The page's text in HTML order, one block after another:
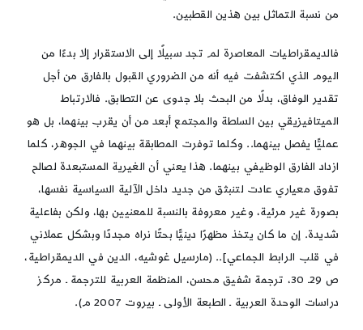
من نسبة التماثل بين هذين القطبين.
فالديمقراطيات المعاصرة لم تجد سبيلًا إلى الاستقرار إلا بدءًا من
اليوم الذي اكتشفت فيه أنه من الضروري القبول بالفارق من أجل
تقدير الوفاق، بدلًا من البحث بلا جدوى عن التطابق. فالارتباط
الميتافيزيقي بين السلطة والمجتمع أبعد من أن يقرب بينهما، بل هو
عمليًّا يفصل بينهما.. وكلما توفرت المطابقة بينهما في الجوهر، كلما
ازداد الفارق الوظيفي بينهما. هذا يعني أن الغيرية المستبعدة لصالح
تفوق معياري عادت لتنبثق من جديد داخل الآلية السياسية نفسها،
بصورة غير مرئية، وغير معروفة بالنسبة للمعنيين بها، ولكن بفاعلية
شديدة. إن ما كان يتخذ مظهرًا دينيًّا بحتًا نراه مجددًا وبشكل عملاني
في قلب الرابط الجماعي].. (مارسيل غوشيه، الدين في الديمقراطية،
ص 29ـ 30، ترجمة شفيق محسن، المنظمة العربية للترجمة ـ مركز
دراسات الوحدة العربية ـ الطبعة الأولى ـ بيروت 2007 م).